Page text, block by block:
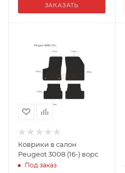
ЗАКАЗАТЬ
Коврики в салон
Peugeot 3008 (16-) ворс
Под заказ